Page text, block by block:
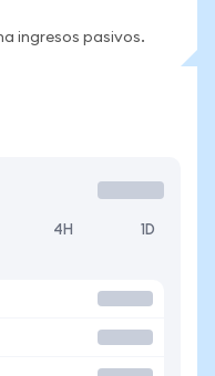
ingresos pasivos.
4H 1D